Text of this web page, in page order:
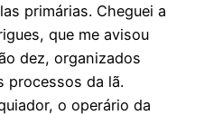
primárias. Cheguei a
que me avisou
dez, organizados
processos da lã.
o operário da